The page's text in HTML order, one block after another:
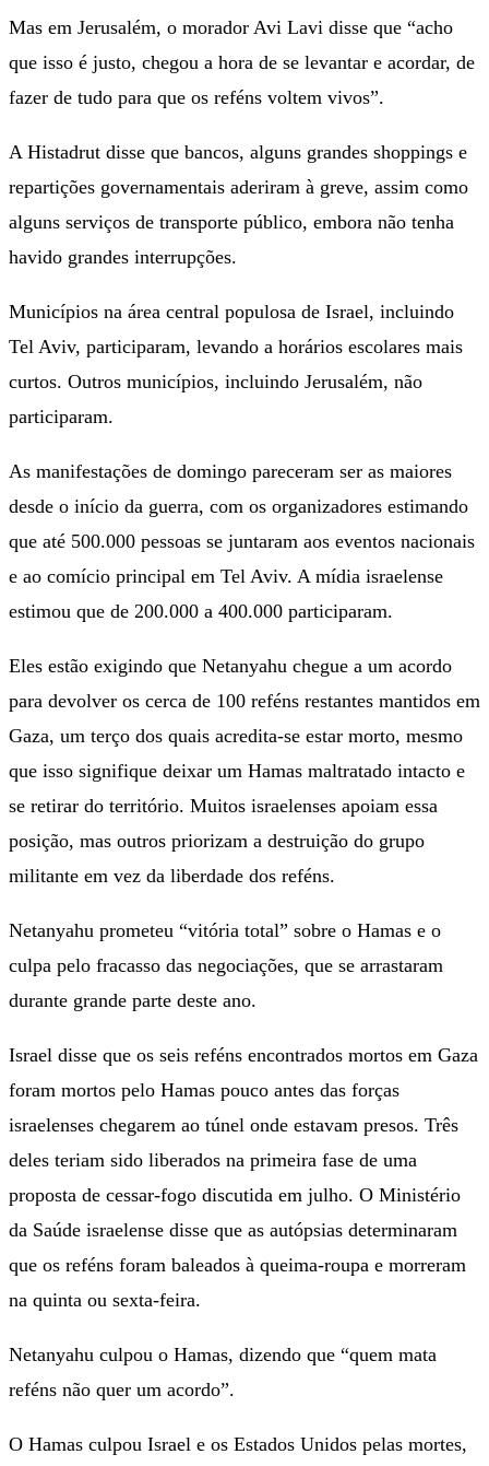
Mas em Jerusalém, o morador Avi Lavi disse que “acho
que isso é justo, chegou a hora de se levantar e acordar, de
fazer de tudo para que os reféns voltem vivos”.
A Histadrut disse que bancos, alguns grandes shoppings e
repartições governamentais aderiram à greve, assim como
alguns serviços de transporte público, embora não tenha
havido grandes interrupções.
Municípios na área central populosa de Israel, incluindo
Tel Aviv, participaram, levando a horários escolares mais
curtos. Outros municípios, incluindo Jerusalém, não
participaram.
As manifestações de domingo pareceram ser as maiores
desde o início da guerra, com os organizadores estimando
que até 500.000 pessoas se juntaram aos eventos nacionais
e ao comício principal em Tel Aviv. A mídia israelense
estimou que de 200.000 a 400.000 participaram.
Eles estão exigindo que Netanyahu chegue a um acordo
para devolver os cerca de 100 reféns restantes mantidos em
Gaza, um terço dos quais acredita-se estar morto, mesmo
que isso signifique deixar um Hamas maltratado intacto e
se retirar do território. Muitos israelenses apoiam essa
posição, mas outros priorizam a destruição do grupo
militante em vez da liberdade dos reféns.
Netanyahu prometeu “vitória total” sobre o Hamas e o
culpa pelo fracasso das negociações, que se arrastaram
durante grande parte deste ano.
Israel disse que os seis reféns encontrados mortos em Gaza
foram mortos pelo Hamas pouco antes das forças
israelenses chegarem ao túnel onde estavam presos. Três
deles teriam sido liberados na primeira fase de uma
proposta de cessar-fogo discutida em julho. O Ministério
da Saúde israelense disse que as autópsias determinaram
que os reféns foram baleados à queima-roupa e morreram
na quinta ou sexta-feira.
Netanyahu culpou o Hamas, dizendo que “quem mata
reféns não quer um acordo”.
O Hamas culpou Israel e os Estados Unidos pelas mortes,